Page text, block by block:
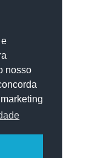
nosso